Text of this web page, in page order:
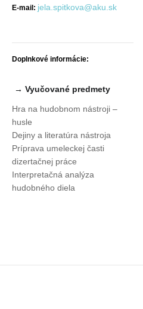
E-mail: jela.spitkova@aku.sk
Doplnkové informácie:
→ Vyučované predmety
Hra na hudobnom nástroji –
husle
Dejiny a literatúra nástroja
Príprava umeleckej časti
dizertačnej práce
Interpretačná analýza
hudobného diela